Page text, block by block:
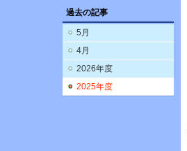
過去の記事
5月
4月
2026年度
2025年度